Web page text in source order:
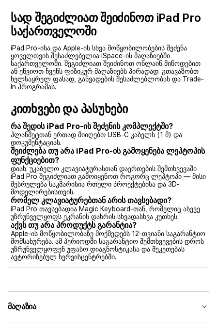
სად შეგიძლიათ შეიძინოთ iPad Pro
საქართველოში
iPad Pro-ისა და Apple-ის სხვა მოწყობილობების შეძენა
ყოველთვის შესაძლებელია iSpace-ის მაღაზიებში
საქართველოში. შეგიძლიათ შეიძინოთ ონლაინ მიწოდებით
ან ეწვიოთ ჩვენს ფიზიკურ მაღაზიებს პირადად. გთავაზობთ
ხელსაყრელ ფასად, განვადების შესაძლებლობას და Trade-
In პროგრამას.
კითხვები და პასუხები
რა შედის iPad Pro-ის შეძენის კომპლექტში?
პლანშეტთან ერთად მიიღებთ USB-C კაბელს (1 მ) და
დოკუმენტაციას.
შეიძლება თუ არა iPad Pro-ის გამოყენება ლეპტოპის
ფუნქციებით?
დიახ. უკაბელო კლავიატურასთან დაერთების შემთხვევაში
iPad Pro შეგიძლიათ გამოიყენოთ როგორც ლეპტოპი — მისი
შესრულება საკმარისია რთული პროექტებისა და 3D-
მოდელირებისთვის.
რომელ კლავიატურებთან არის თავსებადი?
iPad Pro თავსებადია Magic Keyboard-თან, რომელიც ასევე
უზრუნველყოფს ეკრანის დახრის სხვადასხვა კუთხეს.
აქვს თუ არა პროდუქტს გარანტია?
Apple-ის მოწყობილობაზე მოქმედებს 12-თვიანი საგარანტიო
მომსახურება. ამ პერიოდში საგარანტიო შემთხვევების დროს
უზრუნველყოფენ უფასო დიაგნოსტიკასა და შეკეთებას
ავტორიზებულ სერვისცენტრებში.
მაღაზია